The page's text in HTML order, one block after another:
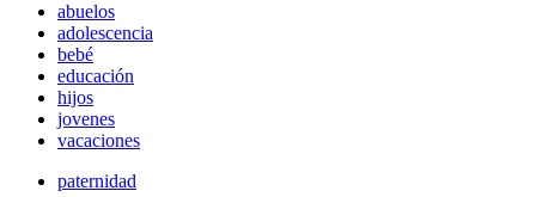
abuelos
adolescencia
bebé
educación
hijos
jovenes
vacaciones
paternidad